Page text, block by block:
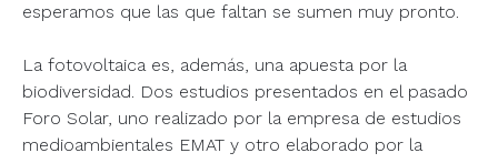
esperamos que las que faltan se sumen muy pronto.
La fotovoltaica es, además, una apuesta por la
biodiversidad. Dos estudios presentados en el pasado
Foro Solar, uno realizado por la empresa de estudios
medioambientales EMAT y otro elaborado por la